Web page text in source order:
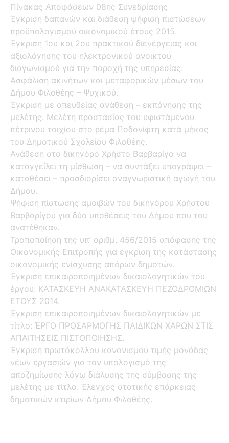
Πίνακας Αποφάσεων 08ης Συνεδρίασης
Έγκριση δαπανών και διάθεση ψήφιση πιστώσεων
προϋπολογισμού οικονομικού έτους 2015.
Έγκριση 1ου και 2ου πρακτικού διενέργειας και
αξιολόγησης του ηλεκτρονικού ανοικτού
διαγωνισμού για την παροχή της υπηρεσίας:
Ασφάλιση ακινήτων και μεταφορικών μέσων του
Δήμου Φιλοθέης – Ψυχικού.
Έγκριση με απευθείας ανάθεση – εκπόνησης της
μελέτης: Μελέτη προστασίας του υφιστάμενου
πέτρινου τοιχίου στο ρέμα Ποδονίφτη κατά μήκος
του Δημοτικού Σχολείου Φιλοθέης.
Ανάθεση στο δικηγόρο Χρήστο Βαρβαρίγο να
καταγγείλει τη μίσθωση – να συντάξει υπογράψει –
καταθέσει – προσδιορίσει αναγνωριστική αγωγή του
Δήμου.
Ψήφιση πίστωσης αμοιβών του δικηγόρου Χρήστου
Βαρβαρίγου για δύο υποθέσεις του Δήμου που του
ανατέθηκαν.
Τροποποίηση της υπ’ αριθμ. 456/2015 απόφασης της
Οικονομικής Επιτροπής για έγκριση της κατάστασης
οικονομικής ενίσχυσης απόρων δημοτών.
Έγκριση επικαιροποιημένων δικαιολογητικών του
έργου: ΚΑΤΑΣΚΕΥΗ ANAΚΑΤΑΣΚΕΥΗ ΠΕΖΟΔΡΟΜΙΩΝ
ΕΤΟΥΣ 2014.
Έγκριση επικαιροποιημένων δικαιολογητικών με
τίτλο: ΈΡΓΟ ΠΡΟΣΑΡΜΟΓΗΣ ΠΑΙΔΙΚΩΝ ΧΑΡΩΝ ΣΤΙΣ
ΑΠΑΙΤΗΣΕΙΣ ΠΙΣΤΟΠΟΙΗΣΗΣ.
Έγκριση πρωτόκολλου κανονισμού τιμής μονάδας
νέων εργασιών για τον υπολογισμό της
αποζημίωσης λόγω διάλυσης της σύμβασης της
μελέτης με τίτλο: Έλεγχος στατικής επάρκειας
δημοτικών κτιρίων Δήμου Φιλοθέης.